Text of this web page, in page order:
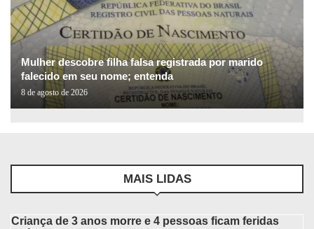
Mulher descobre filha falsa registrada por marido
falecido em seu nome; entenda
8 de agosto de 2026
MAIS LIDAS
Criança de 3 anos morre e 4 pessoas ficam feridas